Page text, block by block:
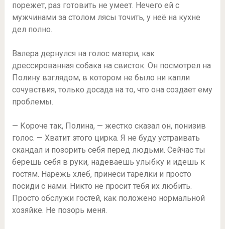
порежет, раз готовить не умеет. Нечего ей с
мужчинами за столом лясы точить, у неё на кухне
дел полно.
Валера дернулся на голос матери, как
дрессированная собака на свисток. Он посмотрел на
Полину взглядом, в котором не было ни капли
сочувствия, только досада на то, что она создает ему
проблемы.
— Короче так, Полина, — жестко сказал он, понизив
голос. — Хватит этого цирка. Я не буду устраивать
скандал и позорить себя перед людьми. Сейчас ты
берешь себя в руки, надеваешь улыбку и идешь к
гостям. Нарежь хлеб, принеси тарелки и просто
посиди с нами. Никто не просит тебя их любить.
Просто обслужи гостей, как положено нормальной
хозяйке. Не позорь меня.